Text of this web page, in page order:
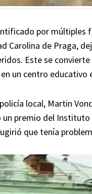
por múltiples
Carolina de Praga,
Este se
un centro educativo
local, Martin
un premio del
que tenía